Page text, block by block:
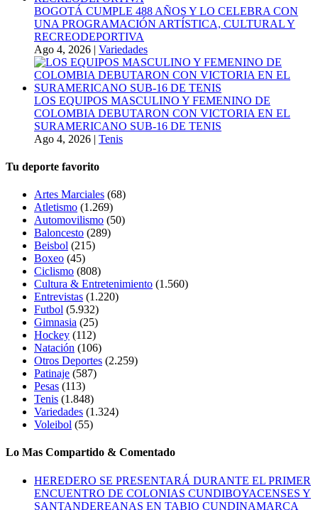
BOGOTÁ CUMPLE 488 AÑOS Y LO CELEBRA CON
UNA PROGRAMACIÓN ARTÍSTICA, CULTURAL Y
RECREODEPORTIVA
Ago 4, 2026 | Variedades
LOS EQUIPOS MASCULINO Y FEMENINO DE
COLOMBIA DEBUTARON CON VICTORIA EN EL
SURAMERICANO SUB-16 DE TENIS
Ago 4, 2026 | Tenis
Tu deporte favorito
Artes Marciales (68)
Atletismo (1.269)
Automovilismo (50)
Baloncesto (289)
Beisbol (215)
Boxeo (45)
Ciclismo (808)
Cultura & Entretenimiento (1.560)
Entrevistas (1.220)
Futbol (5.932)
Gimnasia (25)
Hockey (112)
Natación (106)
Otros Deportes (2.259)
Patinaje (587)
Pesas (113)
Tenis (1.848)
Variedades (1.324)
Voleibol (55)
Lo Mas Compartido & Comentado
HEREDERO SE PRESENTARÁ DURANTE EL PRIMER
ENCUENTRO DE COLONIAS CUNDIBOYACENSES Y
SANTANDEREANAS EN TABIO CUNDINAMARCA